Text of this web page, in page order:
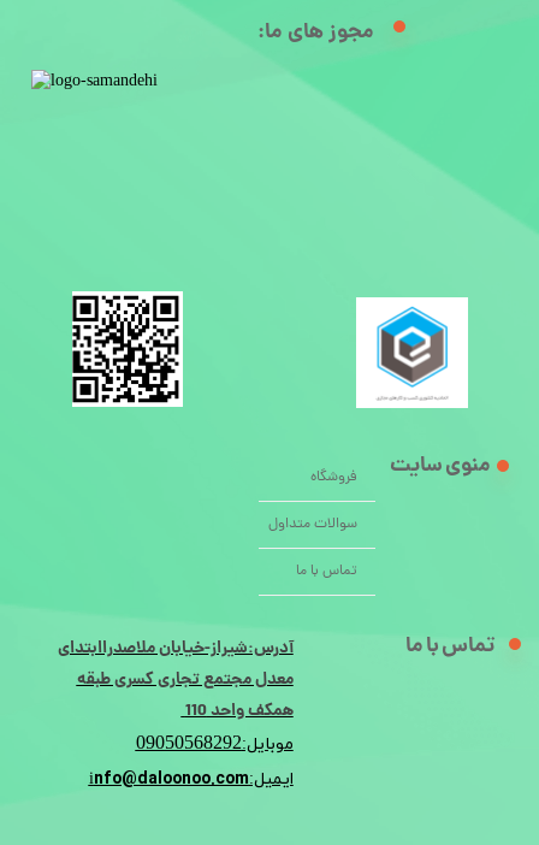
فروشگاه
سوالات متداول
تماس با ما
منوی سایت
تماس با ما
آدرس:شیراز-خیابان ملاصدراابتدای
معدل مجتمع تجاری کسری طبقه
همکف واحد 110
موبایل:09050568292
ایمیل:info@daloonoo.com
مجوز های ما:​